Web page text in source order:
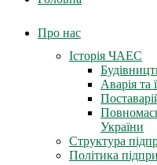
Про нас
Історія ЧАЕС
Аварія та
України
Структура
Політика